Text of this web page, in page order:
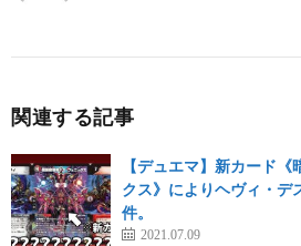
関連する記事
【デュエマ】新カード
クス》によりヘヴィ・デ
件。
2021.07.09